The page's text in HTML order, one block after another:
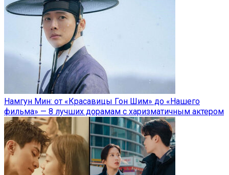
Намгун Мин: от «Красавицы Гон Шим» до «Нашего
фильма» — 8 лучших дорамам с харизматичным актером